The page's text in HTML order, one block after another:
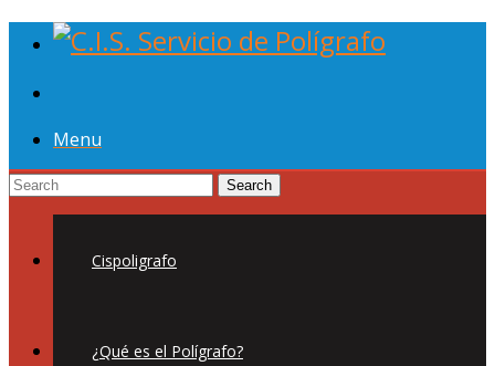
Menu
Cispoligrafo
¿Qué es el Polígrafo?